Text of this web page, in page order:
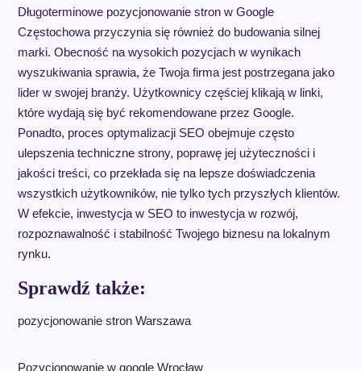
Długoterminowe pozycjonowanie stron w Google
Częstochowa przyczynia się również do budowania silnej
marki. Obecność na wysokich pozycjach w wynikach
wyszukiwania sprawia, że Twoja firma jest postrzegana jako
lider w swojej branży. Użytkownicy częściej klikają w linki,
które wydają się być rekomendowane przez Google.
Ponadto, proces optymalizacji SEO obejmuje często
ulepszenia techniczne strony, poprawę jej użyteczności i
jakości treści, co przekłada się na lepsze doświadczenia
wszystkich użytkowników, nie tylko tych przyszłych klientów.
W efekcie, inwestycja w SEO to inwestycja w rozwój,
rozpoznawalność i stabilność Twojego biznesu na lokalnym
rynku.
Sprawdź także:
pozycjonowanie stron Warszawa
Pozycjonowanie w google Wrocław